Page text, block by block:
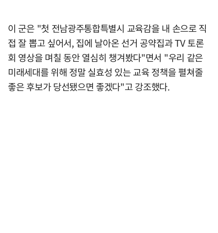
이 군은 "첫 전남광주통합특별시 교육감을 내 손으로 직
접 잘 뽑고 싶어서, 집에 날아온 선거 공약집과 TV 토론
회 영상을 며칠 동안 열심히 챙겨봤다"면서 "우리 같은
미래세대를 위해 정말 실효성 있는 교육 정책을 펼쳐줄
좋은 후보가 당선됐으면 좋겠다"고 강조했다.